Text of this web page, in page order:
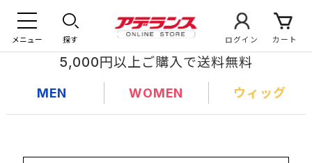
メニュー 探す ログイン カート
5,000円以上ご購入で送料無料
MEN WOMEN ウィッグ